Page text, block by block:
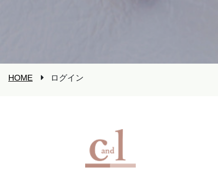
HOME ログイン